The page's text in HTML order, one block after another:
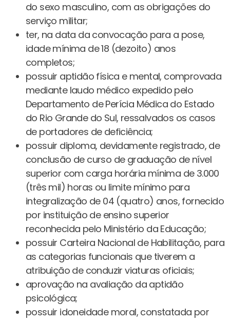
do sexo masculino, com as obrigações do
serviço militar;
ter, na data da convocação para a pose,
idade mínima de 18 (dezoito) anos
completos;
possuir aptidão física e mental, comprovada
mediante laudo médico expedido pelo
Departamento de Perícia Médica do Estado
do Rio Grande do Sul, ressalvados os casos
de portadores de deficiência;
possuir diploma, devidamente registrado, de
conclusão de curso de graduação de nível
superior com carga horária mínima de 3.000
(três mil) horas ou limite mínimo para
integralização de 04 (quatro) anos, fornecido
por instituição de ensino superior
reconhecida pelo Ministério da Educação;
possuir Carteira Nacional de Habilitação, para
as categorias funcionais que tiverem a
atribuição de conduzir viaturas oficiais;
aprovação na avaliação da aptidão
psicológica;
possuir idoneidade moral, constatada por